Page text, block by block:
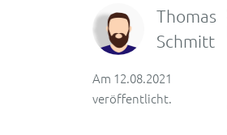
Thomas
Schmitt
Am 12.08.2021
veröffentlicht.